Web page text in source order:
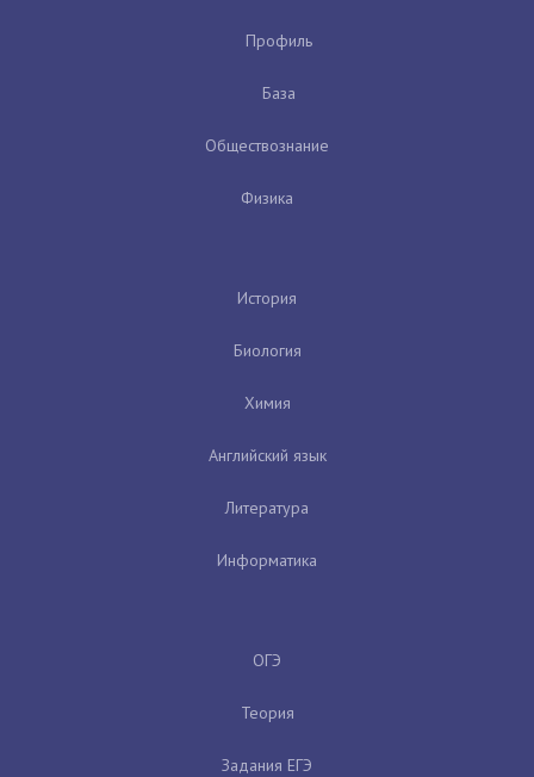
Профиль
База
Обществознание
Физика
История
Биология
Химия
Английский язык
Литература
Информатика
ОГЭ
Теория
Задания ЕГЭ